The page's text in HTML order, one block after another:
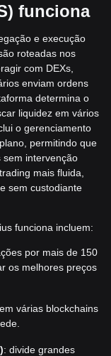
funciona
e execução
roteadas nos
com DEXs,
enviam ordens
determina o
liquidez em vários
o gerenciamento
permitindo que
sem intervenção
mais fluida,
sem custodiante
funciona incluem:
por mais de 150
os melhores preços
várias blockchains
: divide grandes